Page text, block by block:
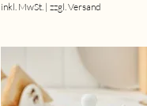
inkl. MwSt.| zzgl. Versand